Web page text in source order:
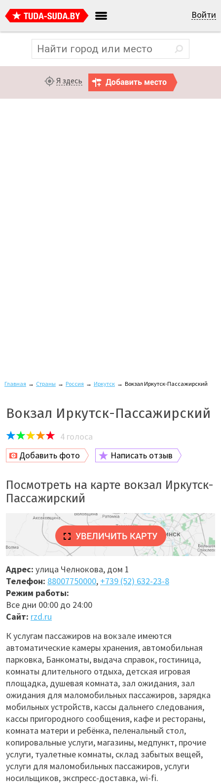
Войти
Я здесь
Главная → Страны → Россия → Иркутск → Вокзал Иркутск-Пассажирский
Вокзал Иркутск-Пассажирский
4 голоса
Добавить фото
Написать отзыв
Посмотреть на карте вокзал Иркутск-
Пассажирский
Адрес: улица Челнокова, дом 1
Телефон: 88007750000, +739 (52) 632-23-8
Режим работы:
Все дни 00:00 до 24:00
Сайт: rzd.ru
К услугам пассажиров на вокзале имеются
автоматические камеры хранения, автомобильная
парковка, Банкоматы, выдача справок, гостиница,
комнаты длительного отдыха, детская игровая
площадка, душевая комната, зал ожидания, зал
ожидания для маломобильных пассажиров, зарядка
мобильных устройств, кассы дальнего следования,
кассы пригородного сообщения, кафе и рестораны,
комната матери и ребёнка, пеленальный стол,
копировальные услуги, магазины, медпункт, прочие
услуги, туалетные комнаты, склад забытых вещей,
услуги для маломобильных пассажиров, услуги
носильщиков, экспресс-доставка, wi-fi.